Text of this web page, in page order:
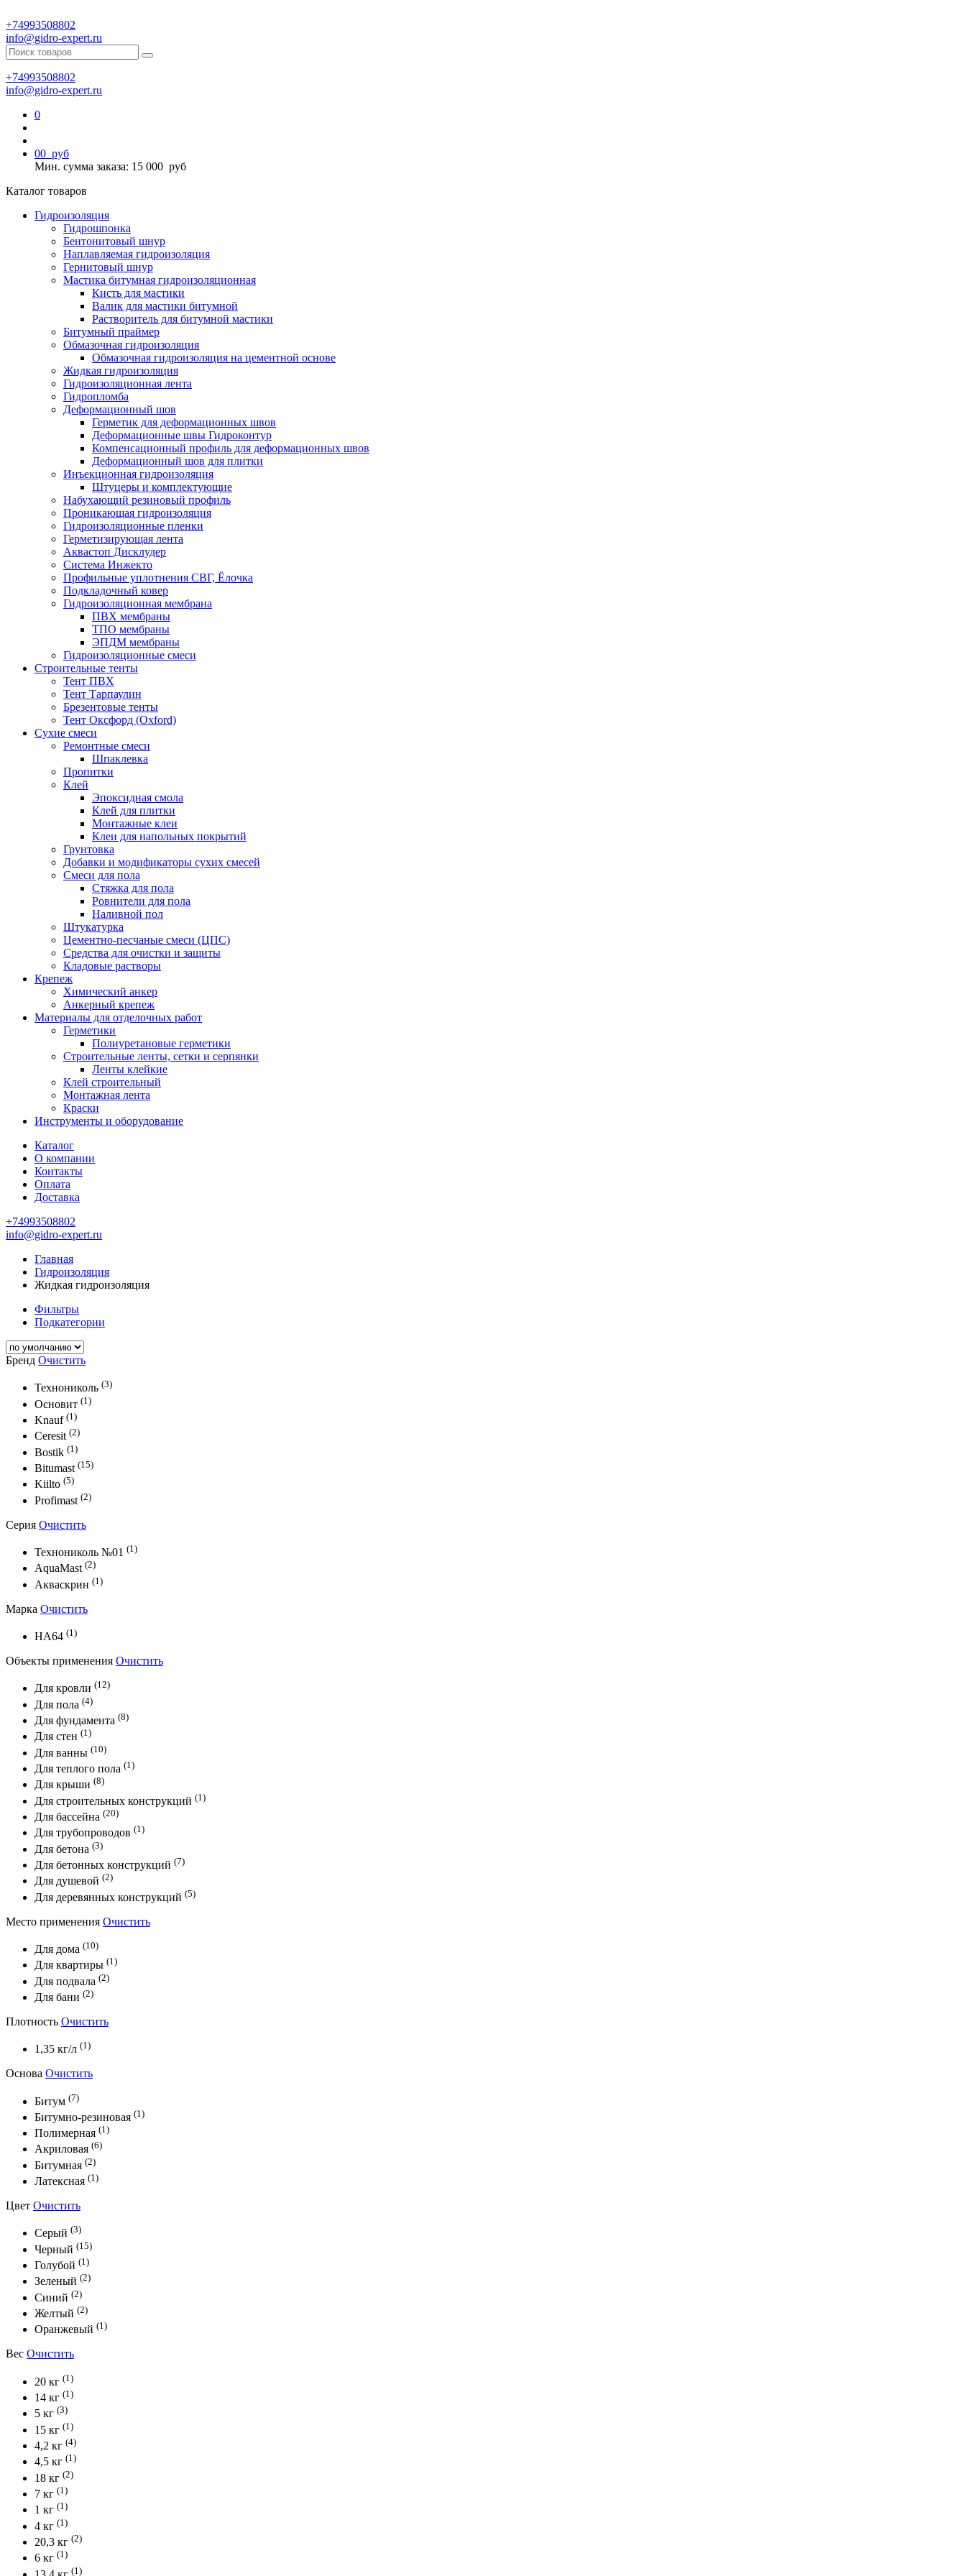
+74993508802
info@gidro-expert.ru
+74993508802
info@gidro-expert.ru
0
00 руб
Мин. сумма заказа: 15 000 руб
Каталог товаров
Гидроизоляция
Гидрошпонка
Бентонитовый шнур
Наплавляемая гидроизоляция
Гернитовый шнур
Мастика битумная гидроизоляционная
Кисть для мастики
Валик для мастики битумной
Растворитель для битумной мастики
Битумный праймер
Обмазочная гидроизоляция
Обмазочная гидроизоляция на цементной основе
Жидкая гидроизоляция
Гидроизоляционная лента
Гидропломба
Деформационный шов
Герметик для деформационных швов
Деформационные швы Гидроконтур
Компенсационный профиль для деформационных швов
Деформационный шов для плитки
Инъекционная гидроизоляция
Штуцеры и комплектующие
Набухающий резиновый профиль
Проникающая гидроизоляция
Гидроизоляционные пленки
Герметизирующая лента
Аквастоп Дисклудер
Система Инжекто
Профильные уплотнения СВГ, Ёлочка
Подкладочный ковер
Гидроизоляционная мембрана
ПВХ мембраны
ТПО мембраны
ЭПДМ мембраны
Гидроизоляционные смеси
Строительные тенты
Тент ПВХ
Тент Тарпаулин
Брезентовые тенты
Тент Оксфорд (Oxford)
Сухие смеси
Ремонтные смеси
Шпаклевка
Пропитки
Клей
Эпоксидная смола
Клей для плитки
Монтажные клеи
Клеи для напольных покрытий
Грунтовка
Добавки и модификаторы сухих смесей
Смеси для пола
Стяжка для пола
Ровнители для пола
Наливной пол
Штукатурка
Цементно-песчаные смеси (ЦПС)
Средства для очистки и защиты
Кладовые растворы
Крепеж
Химический анкер
Анкерный крепеж
Материалы для отделочных работ
Герметики
Полиуретановые герметики
Строительные ленты, сетки и серпянки
Ленты клейкие
Клей строительный
Монтажная лента
Краски
Инструменты и оборудование
Каталог
О компании
Контакты
Оплата
Доставка
+74993508802
info@gidro-expert.ru
Главная
Гидроизоляция
Жидкая гидроизоляция
Фильтры
Подкатегории
Бренд Очистить
Технониколь (3)
Основит (1)
Knauf (1)
Ceresit (2)
Bostik (1)
Bitumast (15)
Kiilto (5)
Profimast (2)
Серия Очистить
Технониколь №01 (1)
AquaMast (2)
Акваскрин (1)
Марка Очистить
HA64 (1)
Объекты применения Очистить
Для кровли (12)
Для пола (4)
Для фундамента (8)
Для стен (1)
Для ванны (10)
Для теплого пола (1)
Для крыши (8)
Для строительных конструкций (1)
Для бассейна (20)
Для трубопроводов (1)
Для бетона (3)
Для бетонных конструкций (7)
Для душевой (2)
Для деревянных конструкций (5)
Место применения Очистить
Для дома (10)
Для квартиры (1)
Для подвала (2)
Для бани (2)
Плотность Очистить
1,35 кг/л (1)
Основа Очистить
Битум (7)
Битумно-резиновая (1)
Полимерная (1)
Акриловая (6)
Битумная (2)
Латексная (1)
Цвет Очистить
Серый (3)
Черный (15)
Голубой (1)
Зеленый (2)
Синий (2)
Желтый (2)
Оранжевый (1)
Вес Очистить
20 кг (1)
14 кг (1)
5 кг (3)
15 кг (1)
4,2 кг (4)
4,5 кг (1)
18 кг (2)
7 кг (1)
1 кг (1)
4 кг (1)
20,3 кг (2)
6 кг (1)
(1)